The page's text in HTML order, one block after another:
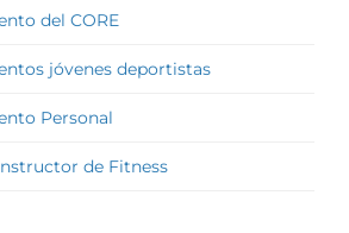
del CORE
jóvenes deportistas
Personal
de Fitness